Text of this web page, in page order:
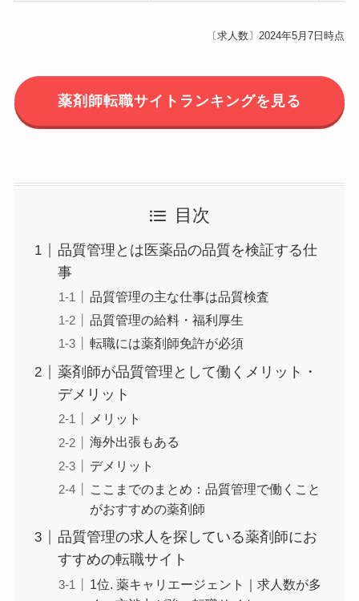
〔求人数〕2024年5月7日時点
薬剤師転職サイトランキングを見る
目次
品質管理とは医薬品の品質を検証する仕
事
品質管理の主な仕事は品質検査
品質管理の給料・福利厚生
転職には薬剤師免許が必須
薬剤師が品質管理として働くメリット・
デメリット
メリット
海外出張もある
デメリット
ここまでのまとめ：品質管理で働くこと
がおすすめの薬剤師
品質管理の求人を探している薬剤師にお
すすめの転職サイト
1位. 薬キャリエージェント｜求人数が多